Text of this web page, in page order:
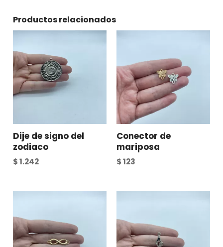
Productos relacionados
Dije de signo del
zodiaco
$1.242
Conector de
mariposa
$123